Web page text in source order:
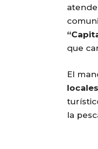
que
El
locales
la